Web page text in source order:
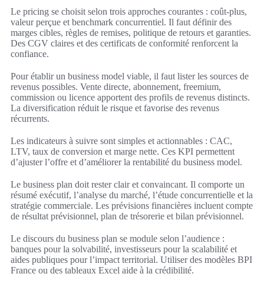
Le pricing se choisit selon trois approches courantes : coût-plus,
valeur perçue et benchmark concurrentiel. Il faut définir des
marges cibles, règles de remises, politique de retours et garanties.
Des CGV claires et des certificats de conformité renforcent la
confiance.
Pour établir un business model viable, il faut lister les sources de
revenus possibles. Vente directe, abonnement, freemium,
commission ou licence apportent des profils de revenus distincts.
La diversification réduit le risque et favorise des revenus
récurrents.
Les indicateurs à suivre sont simples et actionnables : CAC,
LTV, taux de conversion et marge nette. Ces KPI permettent
d’ajuster l’offre et d’améliorer la rentabilité du business model.
Le business plan doit rester clair et convaincant. Il comporte un
résumé exécutif, l’analyse du marché, l’étude concurrentielle et la
stratégie commerciale. Les prévisions financières incluent compte
de résultat prévisionnel, plan de trésorerie et bilan prévisionnel.
Le discours du business plan se module selon l’audience :
banques pour la solvabilité, investisseurs pour la scalabilité et
aides publiques pour l’impact territorial. Utiliser des modèles BPI
France ou des tableaux Excel aide à la crédibilité.